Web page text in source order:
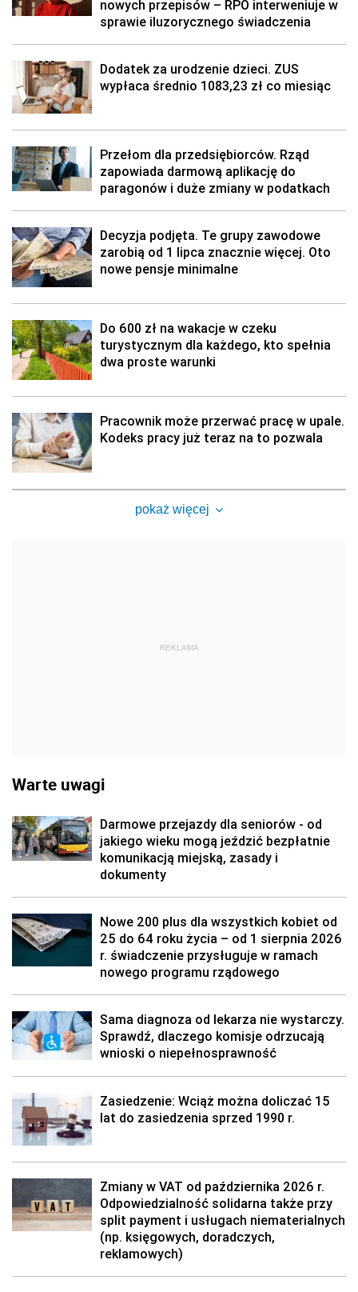
nowych przepisów – RPO interweniuje w
sprawie iluzorycznego świadczenia
Dodatek za urodzenie dzieci. ZUS
wypłaca średnio 1083,23 zł co miesiąc
Przełom dla przedsiębiorców. Rząd
zapowiada darmową aplikację do
paragonów i duże zmiany w podatkach
Decyzja podjęta. Te grupy zawodowe
zarobią od 1 lipca znacznie więcej. Oto
nowe pensje minimalne
Do 600 zł na wakacje w czeku
turystycznym dla każdego, kto spełnia
dwa proste warunki
Pracownik może przerwać pracę w upale.
Kodeks pracy już teraz na to pozwala
pokaż więcej
REKLAMA
Warte uwagi
Darmowe przejazdy dla seniorów - od
jakiego wieku mogą jeździć bezpłatnie
komunikacją miejską, zasady i
dokumenty
Nowe 200 plus dla wszystkich kobiet od
25 do 64 roku życia – od 1 sierpnia 2026
r. świadczenie przysługuje w ramach
nowego programu rządowego
Sama diagnoza od lekarza nie wystarczy.
Sprawdź, dlaczego komisje odrzucają
wnioski o niepełnosprawność
Zasiedzenie: Wciąż można doliczać 15
lat do zasiedzenia sprzed 1990 r.
Zmiany w VAT od października 2026 r.
Odpowiedzialność solidarna także przy
split payment i usługach niematerialnych
(np. księgowych, doradczych,
reklamowych)